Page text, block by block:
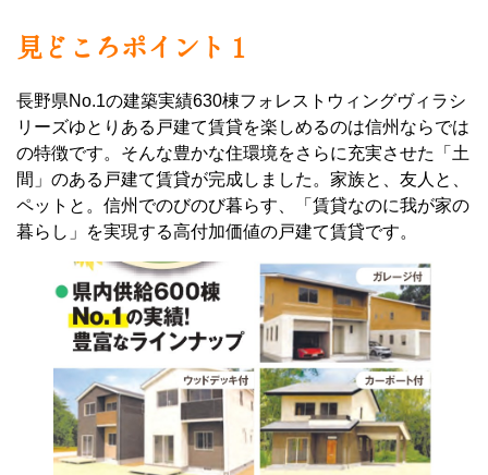
見どころポイント１
長野県No.1の建築実績630棟フォレストウィングヴィラシ
リーズゆとりある戸建て賃貸を楽しめるのは信州ならでは
の特徴です。そんな豊かな住環境をさらに充実させた「土
間」のある戸建て賃貸が完成しました。家族と、友人と、
ペットと。信州でのびのび暮らす、「賃貸なのに我が家の
暮らし」を実現する高付加価値の戸建て賃貸です。